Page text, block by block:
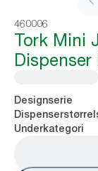
460006
Tork Mini
Designserie
Underkategori